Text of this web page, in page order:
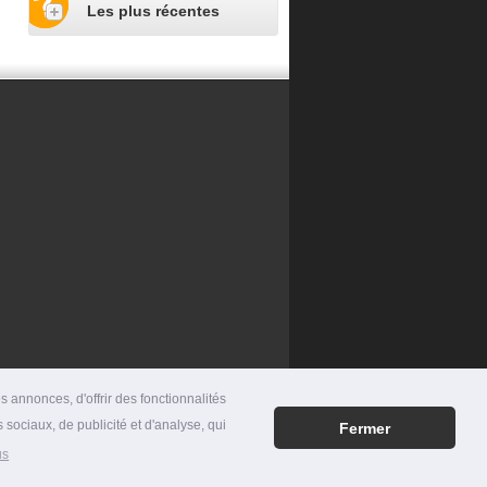
annonces, d'offrir des fonctionnalités
de publicité et d'analyse, qui
Fermer
Les plus récentes